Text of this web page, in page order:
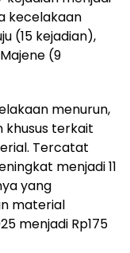
kecelakaan
(15 kejadian),
(9
menurun,
khusus terkait
Tercatat
menjadi 11
yang
material
menjadi Rp175